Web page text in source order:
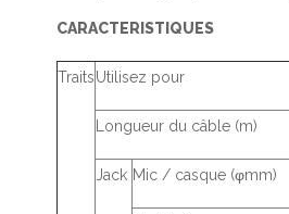
CARACTERISTIQUES
TraitsUtilisez pour
Longueur du câble (m)
Jack Mic / casque (φmm)